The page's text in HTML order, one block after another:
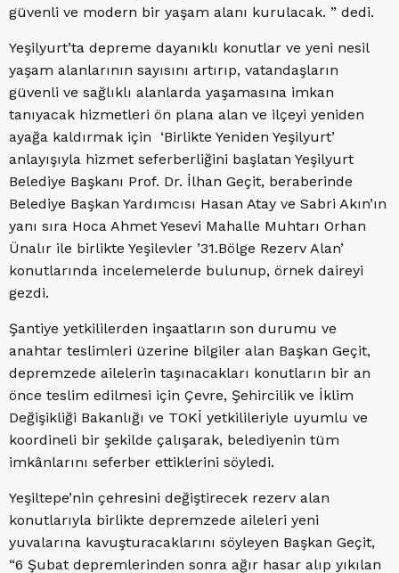
güvenli ve modern bir yaşam alanı kurulacak. ” dedi.
Yeşilyurt’ta depreme dayanıklı konutlar ve yeni nesil
yaşam alanlarının sayısını artırıp, vatandaşların
güvenli ve sağlıklı alanlarda yaşamasına imkan
tanıyacak hizmetleri ön plana alan ve ilçeyi yeniden
ayağa kaldırmak için ‘Birlikte Yeniden Yeşilyurt’
anlayışıyla hizmet seferberliğini başlatan Yeşilyurt
Belediye Başkanı Prof. Dr. İlhan Geçit, beraberinde
Belediye Başkan Yardımcısı Hasan Atay ve Sabri Akın’ın
yanı sıra Hoca Ahmet Yesevi Mahalle Muhtarı Orhan
Ünalır ile birlikte Yeşilevler ’31.Bölge Rezerv Alan’
konutlarında incelemelerde bulunup, örnek daireyi
gezdi.
Şantiye yetkililerden inşaatların son durumu ve
anahtar teslimleri üzerine bilgiler alan Başkan Geçit,
depremzede ailelerin taşınacakları konutların bir an
önce teslim edilmesi için Çevre, Şehircilik ve İklim
Değişikliği Bakanlığı ve TOKİ yetkilileriyle uyumlu ve
koordineli bir şekilde çalışarak, belediyenin tüm
imkânlarını seferber ettiklerini söyledi.
Yeşiltepe’nin çehresini değiştirecek rezerv alan
konutlarıyla birlikte depremzede aileleri yeni
yuvalarına kavuşturacaklarını söyleyen Başkan Geçit,
“6 Şubat depremlerinden sonra ağır hasar alıp yıkılan